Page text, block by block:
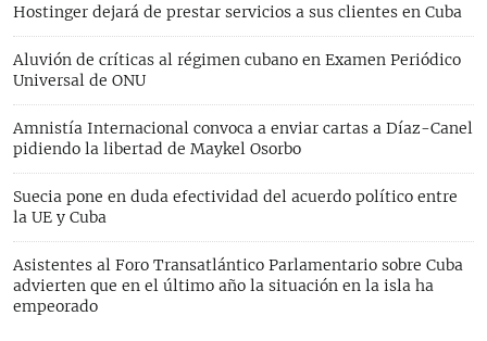
Hostinger dejará de prestar servicios a sus clientes en Cuba
Aluvión de críticas al régimen cubano en Examen Periódico
Universal de ONU
Amnistía Internacional convoca a enviar cartas a Díaz-Canel
pidiendo la libertad de Maykel Osorbo
Suecia pone en duda efectividad del acuerdo político entre
la UE y Cuba
Asistentes al Foro Transatlántico Parlamentario sobre Cuba
advierten que en el último año la situación en la isla ha
empeorado